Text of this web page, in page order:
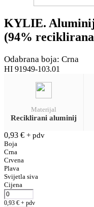
KYLIE.
(94%
Odabrana boja: Crna
HI 91949-103.01
Materijal
Reciklirani aluminij
0,93 € + pdv
Boja
Crna
Crvena
Plava
Svijetla siva
Cijena
0,93 € + pdv